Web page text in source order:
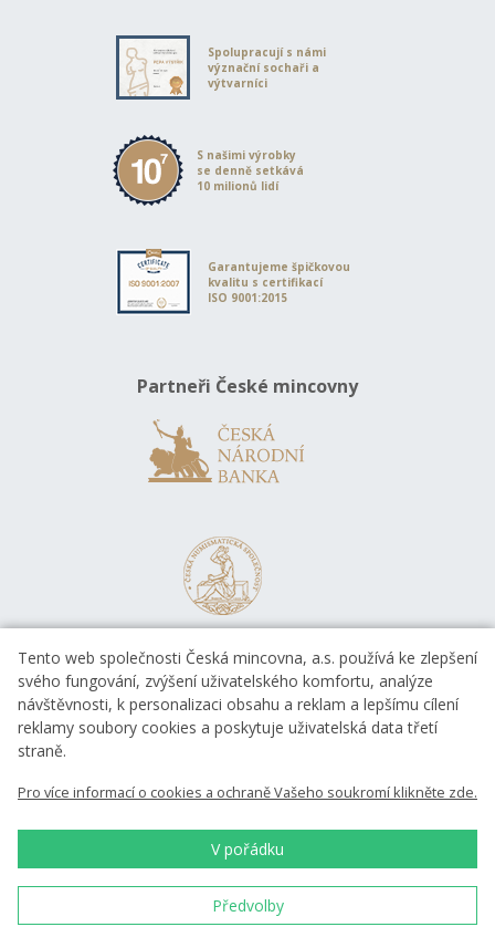
Spolupracují s námi
význační sochaři a
výtvarníci
S našimi výrobky
se denně setkává
10 milionů lidí
Garantujeme špičkovou
kvalitu s certifikací
ISO 9001:2015
Partneři České mincovny
EVROPSKÁ UNIE
Evropský fond pro regionální rozvoj
Evropský fond pro regionální rozvoj
Investice do vaší budoucnosti
Tento web společnosti Česká mincovna, a.s. používá ke zlepšení
svého fungování, zvýšení uživatelského komfortu, analýze
návštěvnosti, k personalizaci obsahu a reklam a lepšímu cílení
reklamy soubory cookies a poskytuje uživatelská data třetí
straně.
Pro více informací o cookies a ochraně Vašeho soukromí klikněte zde.
V pořádku
Předvolby